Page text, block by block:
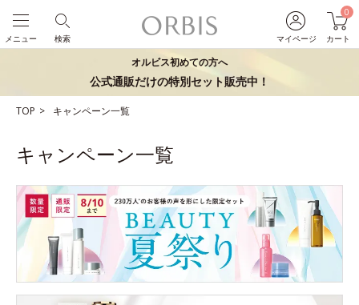
マイページ
0
カート
検索
メニュー
オルビス初めての方へ
公式通販だけの特別セット販売中！
TOP キャンペーン一覧
キャンペーン一覧